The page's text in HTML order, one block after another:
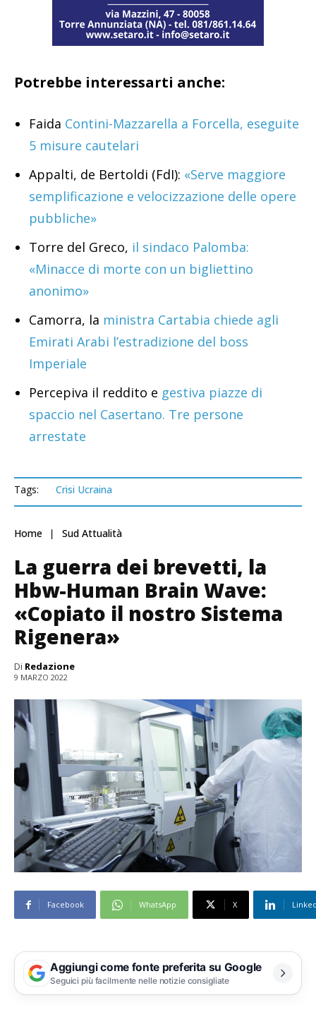
Potrebbe interessarti anche:
Faida Contini-Mazzarella a Forcella, eseguite
5 misure cautelari
Appalti, de Bertoldi (FdI): «Serve maggiore
semplificazione e velocizzazione delle opere
pubbliche»
Torre del Greco, il sindaco Palomba:
«Minacce di morte con un bigliettino
anonimo»
Camorra, la ministra Cartabia chiede agli
Emirati Arabi l’estradizione del boss
Imperiale
Percepiva il reddito e gestiva piazze di
spaccio nel Casertano. Tre persone
arrestate
Tags: Crisi Ucraina
Home Sud Attualità
La guerra dei brevetti, la
Hbw-Human Brain Wave:
«Copiato il nostro Sistema
Rigenera»
Di Redazione
9 MARZO 2022
Facebook WhatsApp X
Aggiungi come fonte preferita su Google
Seguici più facilmente nelle notizie consigliate